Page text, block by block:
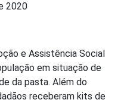
2020
e Assistência Social
em situação de
da pasta. Além do
receberam kits de